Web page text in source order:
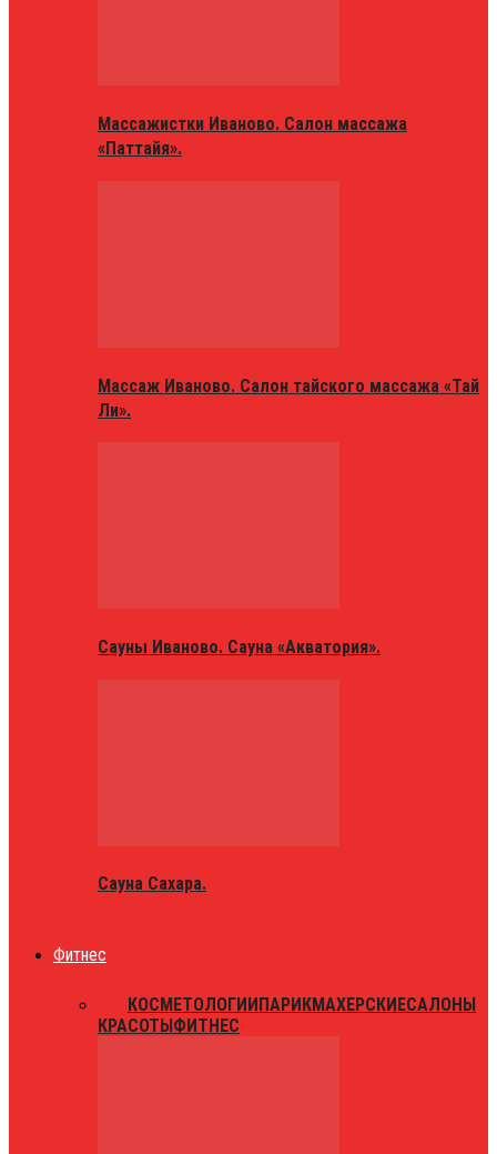
Массажистки Иваново. Салон массажа
«Паттайя».
Массаж Иваново. Салон тайского массажа «Тай
Ли».
Сауны Иваново. Сауна «Акватория».
Сауна Сахара.
Фитнес
КОСМЕТОЛОГИИПАРИКМАХЕРСКИЕСАЛОНЫ
КРАСОТЫФИТНЕС